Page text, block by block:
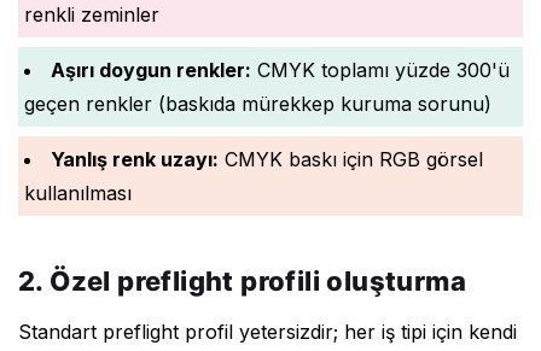
renkli zeminler
Aşırı doygun renkler: CMYK toplamı yüzde 300'ü
geçen renkler (baskıda mürekkep kuruma sorunu)
Yanlış renk uzayı: CMYK baskı için RGB görsel
kullanılması
2. Özel preflight profili oluşturma
Standart preflight profil yetersizdir; her iş tipi için kendi